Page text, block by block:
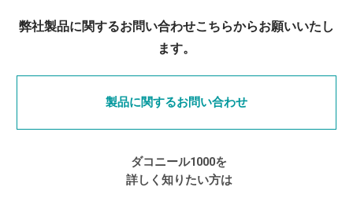
弊社製品に関するお問い合わせこちらからお願いいたし
ます。
製品に関するお問い合わせ
ダコニール1000を
詳しく知りたい方は